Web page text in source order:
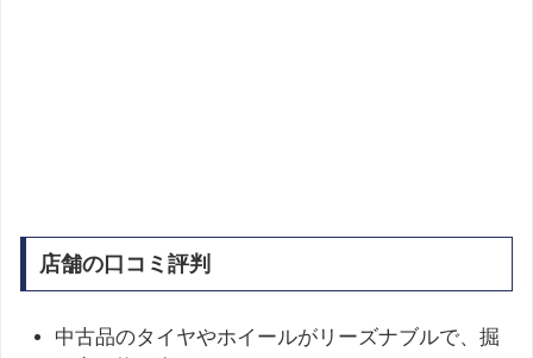
店舗の口コミ評判
中古品のタイヤやホイールがリーズナブルで、掘